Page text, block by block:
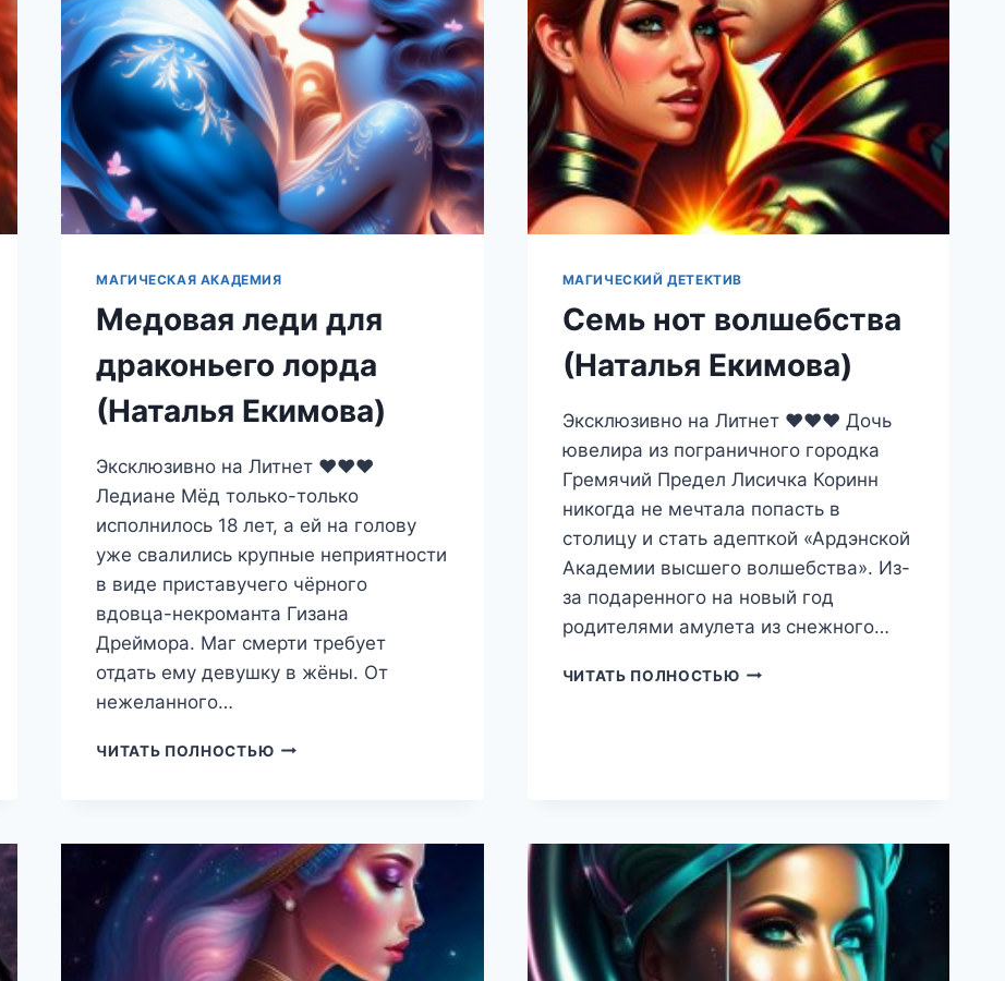
МАГИЧЕСКАЯ АКАДЕМИЯ
Медовая леди для
драконьего лорда
(Наталья Екимова)
Эксклюзивно на Литнет ❤️❤️❤️
Ледиане Мёд только-только
исполнилось 18 лет, а ей на голову
уже свалились крупные неприятности
в виде приставучего чёрного
вдовца-некроманта Гизана
Дреймора. Маг смерти требует
отдать ему девушку в жёны. От
нежеланного…
ЧИТАТЬ ПОЛНОСТЬЮ МЕДОВАЯ
(НАТАЛЬЯ
ЕКИМОВА)
МАГИЧЕСКИЙ ДЕТЕКТИВ
Семь нот волшебства
(Наталья Екимова)
Эксклюзивно на Литнет ❤️❤️❤️ Дочь
ювелира из пограничного городка
Гремячий Предел Лисичка Коринн
никогда не мечтала попасть в
столицу и стать адепткой «Ардэнской
Академии высшего волшебства». Из-
за подаренного на новый год
родителями амулета из снежного…
ЧИТАТЬ ПОЛНОСТЬЮ СЕМЬ